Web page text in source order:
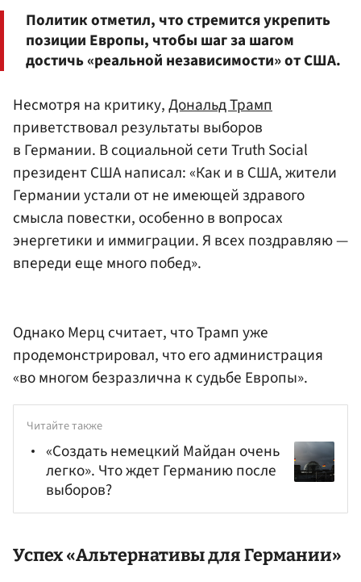
Политик отметил, что стремится укрепить
позиции Европы, чтобы шаг за шагом
достичь «реальной независимости» от США.
Несмотря на критику,Дональд Трамп
приветствовал результаты выборов
в Германии. В социальной сети Truth Social
президент США написал: «Как и в США, жители
Германии устали от не имеющей здравого
смысла повестки, особенно в вопросах
энергетики и иммиграции. Я всех поздравляю —
впереди еще много побед».
Однако Мерц считает, что Трамп уже
продемонстрировал, что его администрация
«во многом безразлична к судьбе Европы».
Читайте также
«Создать немецкий Майдан очень
легко». Что ждет Германию после
выборов?
Успех «Альтернативы для Германии»